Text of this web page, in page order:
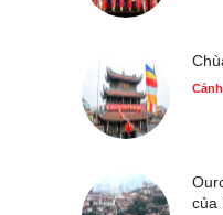
của